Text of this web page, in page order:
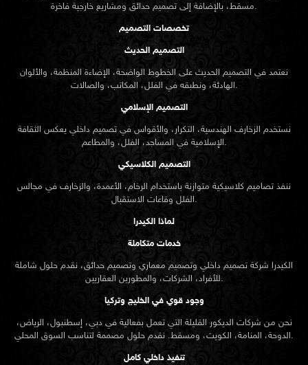
مسقط، بالإضافة إلى تصميم حدائق ومشاريع خارجية فاخرة.
تخصصات التصميم
التصميم الحديث
نعتمد في التصميم الحديث على الخطوط الواضحة، الإضاءة المنظمة، والألوان
الهادئة، ونطبقه في الفلل، المكاتب، والصالات.
التصميم الإسلامي
نستخدم الزخارف الهندسية، التكرار، والأقواس في تصميم داخلي يعكس الثقافة
الإسلامية في المساجد، الفلل، والمطاعم.
التصميم الكلاسيكي
ننفذ تصاميم كلاسيكية متوازنة باستخدام الرخام، الأعمدة، والزخارف في مجالس
الفلل وقاعات الاستقبال.
لماذا الكيدرا
خدمات متكاملة
الكيدرا شركة تصميم داخلي وتصميم معماري وتصميم حدائق، نقدم حلول شاملة
للأفراد، الشركات، والمطورين العقاريين.
وجود قوي في الخليج وتركيا
نحن من شركات الديكور القليلة التي تعمل بفعالية في دبي، إسطنبول، الرياض،
الدوحة، المنامة، الكويت، ومسقط. نقدم حلول مصممة لتناسب السوق المحلي.
تنفيذ داخلي كامل